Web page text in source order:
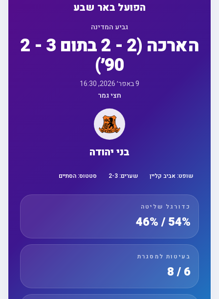
הפועל באר שבע
גביע המדינה
2 - 3 הארכה (2 - 2 בתום
90׳)
חצי גמר
בני יהודה
שופט:אביב קליין שערים: 2 -3 סטטוס:הסתיים
כדורגל שליטה
54% / 46%
בעיטות למסגרת
6 / 8